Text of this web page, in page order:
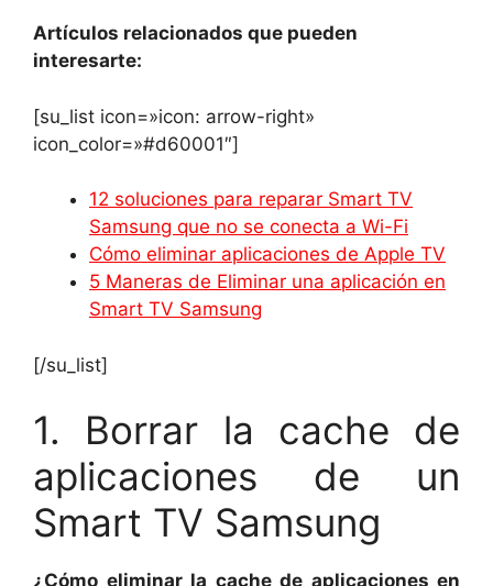
Artículos relacionados que pueden
interesarte:
[su_list icon=»icon: arrow-right»
icon_color=»#d60001″]
12 soluciones para reparar Smart TV
Samsung que no se conecta a Wi-Fi
Cómo eliminar aplicaciones de Apple TV
5 Maneras de Eliminar una aplicación en
Smart TV Samsung
[/su_list]
1. Borrar la cache de
aplicaciones de un
Smart TV Samsung
¿Cómo eliminar la cache de aplicaciones en